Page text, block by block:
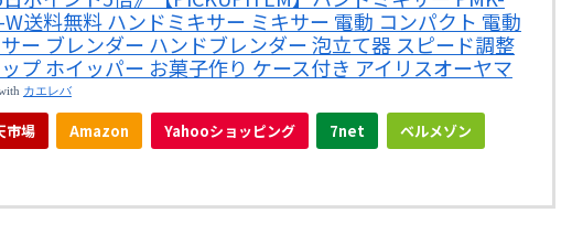
W送料無料 ハンドミキサー ミキサー 電動 コンパクト 電動
ー ブレンダー ハンドブレンダー 泡立て器 スピード調整
プ ホイッパー お菓子作り ケース付き アイリスオーヤマ
カエレバ
市場 Amazon Yahooショッピング 7net ベルメゾン